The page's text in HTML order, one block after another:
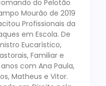
do Pelotão
Mourão de 2019
Profissionais da
em Escola. De
Eucarístico,
Familiar e
com Ana Paula,
Matheus e Vitor.